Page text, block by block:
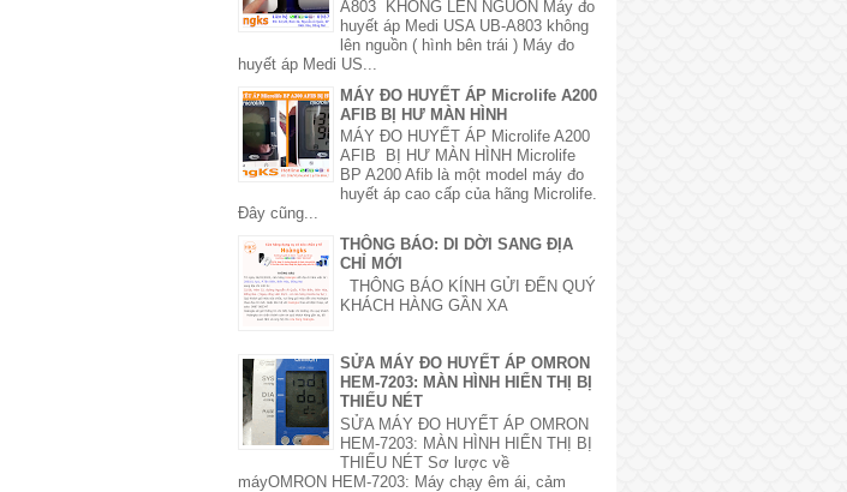
A803 KHÔNG LÊN NGUỒN Máy đo
huyết áp Medi USA UB-A803 không
lên nguồn ( hình bên trái ) Máy đo
huyết áp Medi US...
MÁY ĐO HUYẾT ÁP Microlife A200
AFIB BỊ HƯ MÀN HÌNH
MÁY ĐO HUYẾT ÁP Microlife A200
AFIB BỊ HƯ MÀN HÌNH Microlife
BP A200 Afib là một model máy đo
huyết áp cao cấp của hãng Microlife.
Đây cũng...
THÔNG BÁO: DI DỜI SANG ĐỊA
CHỈ MỚI
THÔNG BÁO KÍNH GỬI ĐẾN QUÝ
KHÁCH HÀNG GẦN XA
SỬA MÁY ĐO HUYẾT ÁP OMRON
HEM-7203: MÀN HÌNH HIỂN THỊ BỊ
THIẾU NÉT
SỬA MÁY ĐO HUYẾT ÁP OMRON
HEM-7203: MÀN HÌNH HIỂN THỊ BỊ
THIẾU NÉT Sơ lược về
máyOMRON HEM-7203: Máy chạy êm ái, cảm